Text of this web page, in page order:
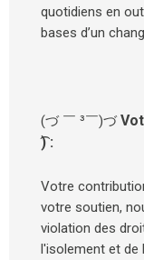
quotidiens en
bases d’un
(づ ￣ ³￣)づ
͡) :
Votre
votre soutien,
violation des
l'isolement et de